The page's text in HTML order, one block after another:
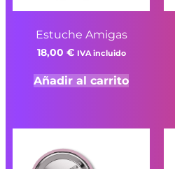
Estuche Amigas
18,00 € IVA incluido
Añadir al carrito